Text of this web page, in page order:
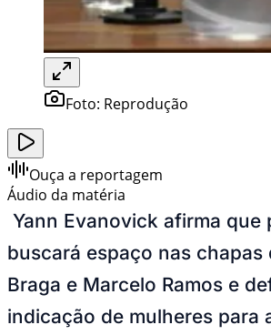
Foto: Reprodução
Ouça a reportagem
Áudio da matéria
Yann Evanovick afirma que
buscará espaço nas chapas
Braga e Marcelo Ramos e
indicação de mulheres para